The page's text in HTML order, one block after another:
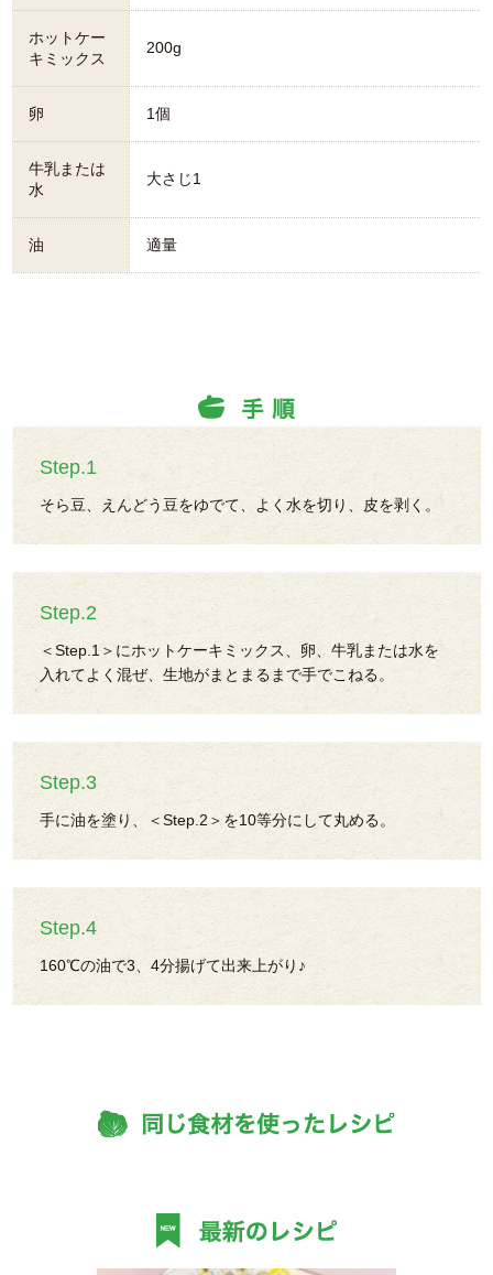
ホットケー
キミックス
200g
卵 1個
牛乳または
水
大さじ1
油 適量
Step.1
そら豆、えんどう豆をゆでて、よく水を切り、皮を剥く。
Step.2
＜Step.1＞にホットケーキミックス、卵、牛乳または水を
入れてよく混ぜ、生地がまとまるまで手でこねる。
Step.3
手に油を塗り、＜Step.2＞を10等分にして丸める。
Step.4
160℃の油で3、4分揚げて出来上がり♪